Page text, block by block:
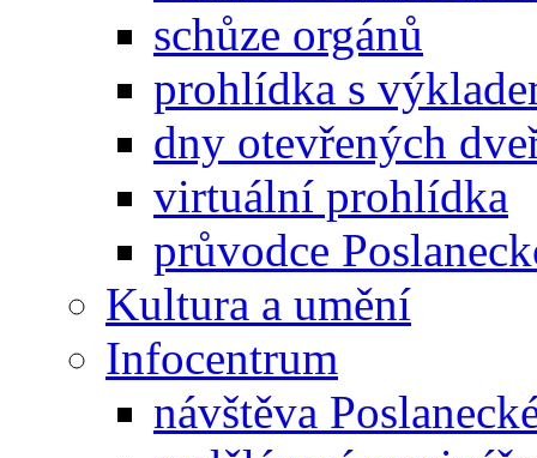
schůze orgánů
prohlídka s
dny otevřených
virtuální prohlídka
průvodce
Kultura a umění
Infocentrum
návštěva